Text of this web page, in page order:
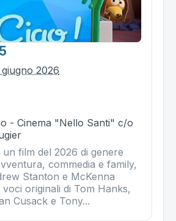
2026
- Cinema "Nello Santi" c/o
film del 2026 di genere
commedia e family,
Stanton e McKenna
originali di Tom Hanks,
Cusack e Tony...